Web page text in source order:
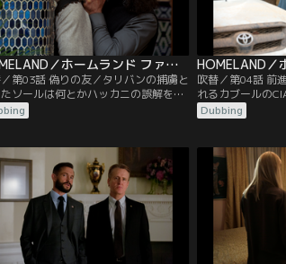
HOMELAND／ホームランド ファイナル・シーズン 第03話／吹替
第03話 偽りの友／タリバンの捕虜と
ソールは何とかハッカニの誤解を解
する。身内に裏切り者がいると主張
ールの言葉を聞き、ハッカニの脳裏
ロモフから接触されたキャリーは、
真意を探ろうと、CIAのカブール支局
あるマイクにある作戦を持ちかける。
吹替／第04話 前
れるカブールの
リーはグロモフ
いることを知り
った先は飛行場
戦を喜ぶ友人と
くが、そこには
いた。
Dubbing